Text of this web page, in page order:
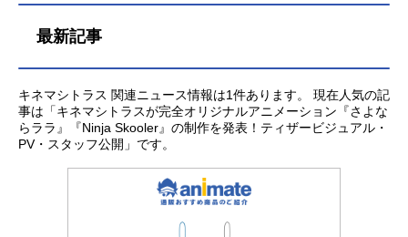
最新記事
キネマシトラス 関連ニュース情報は1件あります。 現在人気の記
事は「キネマシトラスが完全オリジナルアニメーション『さよな
らララ』『Ninja Skooler』の制作を発表！ティザービジュアル・
PV・スタッフ公開」です。